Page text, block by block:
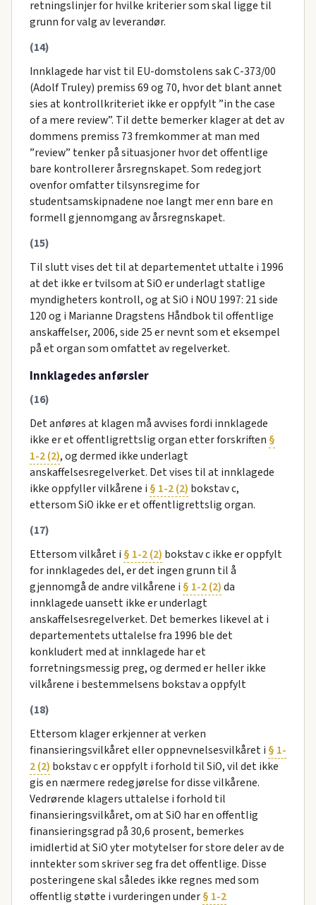
retningslinjer for hvilke kriterier som skal ligge til
grunn for valg av leverandør.
(14)
Innklagede har vist til EU-domstolens sak C-373/00
(Adolf Truley) premiss 69 og 70, hvor det blant annet
sies at kontrollkriteriet ikke er oppfylt ”in the case
of a mere review”. Til dette bemerker klager at det av
dommens premiss 73 fremkommer at man med
”review” tenker på situasjoner hvor det offentlige
bare kontrollerer årsregnskapet. Som redegjort
ovenfor omfatter tilsynsregime for
studentsamskipnadene noe langt mer enn bare en
formell gjennomgang av årsregnskapet.
(15)
Til slutt vises det til at departementet uttalte i 1996
at det ikke er tvilsom at SiO er underlagt statlige
myndigheters kontroll, og at SiO i NOU 1997: 21 side
120 og i Marianne Dragstens Håndbok til offentlige
anskaffelser, 2006, side 25 er nevnt som et eksempel
på et organ som omfattet av regelverket.
Innklagedes anførsler
(16)
Det anføres at klagen må avvises fordi innklagede
ikke er et offentligrettslig organ etter forskriften §
1-2 (2), og dermed ikke underlagt
anskaffelsesregelverket. Det vises til at innklagede
ikke oppfyller vilkårene i § 1-2 (2) bokstav c,
ettersom SiO ikke er et offentligrettslig organ.
(17)
Ettersom vilkåret i § 1-2 (2) bokstav c ikke er oppfylt
for innklagedes del, er det ingen grunn til å
gjennomgå de andre vilkårene i § 1-2 (2)da
innklagede uansett ikke er underlagt
anskaffelsesregelverket. Det bemerkes likevel at i
departementets uttalelse fra 1996 ble det
konkludert med at innklagede har et
forretningsmessig preg, og dermed er heller ikke
vilkårene i bestemmelsens bokstav a oppfylt
(18)
Ettersom klager erkjenner at verken
finansieringsvilkåret eller oppnevnelsesvilkåret i § 1-
2 (2) bokstav c er oppfylt i forhold til SiO, vil det ikke
gis en nærmere redegjørelse for disse vilkårene.
Vedrørende klagers uttalelse i forhold til
finansieringsvilkåret, om at SiO har en offentlig
finansieringsgrad på 30,6 prosent, bemerkes
imidlertid at SiO yter motytelser for store deler av de
inntekter som skriver seg fra det offentlige. Disse
posteringene skal således ikke regnes med som
offentlig støtte i vurderingen under§ 1-2